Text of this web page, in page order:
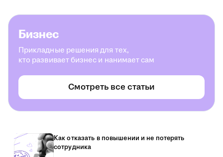
Бизнес
Прикладные решения для тех,
кто развивает бизнес и нанимает сам
Смотреть все статьи
Как отказать в повышении и не потерять
сотрудника